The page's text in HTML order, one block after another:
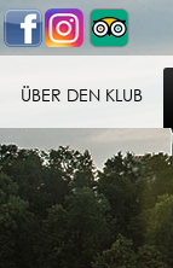
ÜBER DEN KLUB